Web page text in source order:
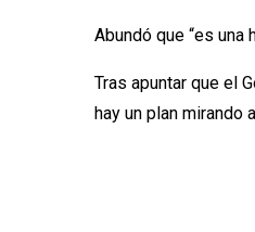
Abundó que “es
Tras apuntar que el
hay un plan